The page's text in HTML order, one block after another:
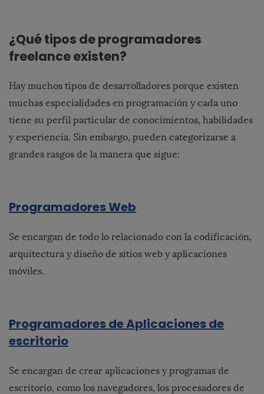
¿Qué tipos de programadores
freelance existen?
Hay muchos tipos de desarrolladores porque existen
muchas especialidades en programación y cada uno
tiene su perfil particular de conocimientos, habilidades
y experiencia. Sin embargo, pueden categorizarse a
grandes rasgos de la manera que sigue:
Programadores Web
Se encargan de todo lo relacionado con la codificación,
arquitectura y diseño de sitios web y aplicaciones
móviles.
Programadores de Aplicaciones de
escritorio
Se encargan de crear aplicaciones y programas de
escritorio, como los navegadores, los procesadores de